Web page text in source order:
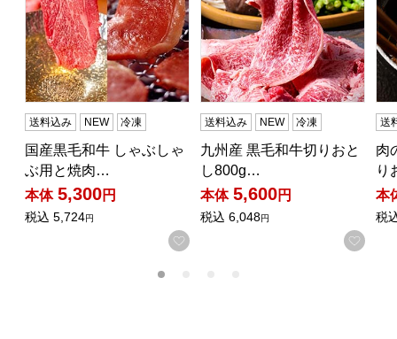
送料込み NEW 冷凍
国産黒毛和牛 しゃぶしゃ
ぶ用と焼肉…
本体 5,300円
税込 5,724円
お気に入りに登録する
送料込み NEW 冷凍
九州産 黒毛和牛切りおと
し800g…
本体 5,600円
税込 6,048円
お気
送
肉
り
本
税